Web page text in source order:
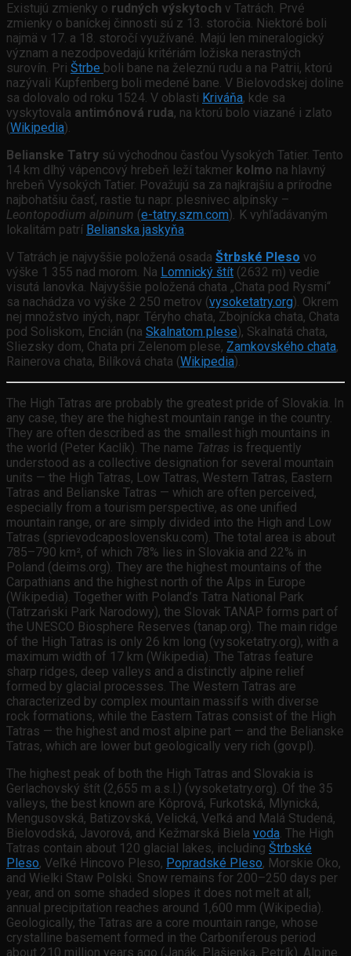
Existujú zmienky o rudných výskytoch v Tatrách. Prvé
zmienky o baníckej činnosti sú z 13. storočia. Niektoré boli
najmä v 17. a 18. storočí využívané. Majú len mineralogický
význam a nezodpovedajú kritériám ložiska nerastných
surovín. Pri Štrbe boli bane na železnú rudu a na Patrii, ktorú
nazývali Kupfenberg boli medené bane. V Bielovodskej doline
sa dolovalo od roku 1524. V oblasti Kriváňa, kde sa
vyskytovala antimónová ruda, na ktorú bolo viazané i zlato
(Wikipedia).
Belianske Tatry sú východnou časťou Vysokých Tatier. Tento
14 km dlhý vápencový hrebeň leží takmer kolmo na hlavný
hrebeň Vysokých Tatier. Považujú sa za najkrajšiu a prírodne
najbohatšiu časť, rastie tu napr. plesnivec alpínsky –
Leontopodium alpinum (e-tatry.szm.com). K vyhľadávaným
lokalitám patrí Belianska jaskyňa.
V Tatrách je najvyššie položená osada Štrbské Pleso vo
výške 1 355 nad morom. Na Lomnický štít (2632 m) vedie
visutá lanovka. Najvyššie položená chata „Chata pod Rysmi“
sa nachádza vo výške 2 250 metrov (vysoketatry.org). Okrem
nej množstvo iných, napr. Téryho chata, Zbojnícka chata, Chata
pod Soliskom, Encián (na Skalnatom plese), Skalnatá chata,
Sliezsky dom, Chata pri Zelenom plese, Zamkovského chata,
Rainerova chata, Bilíková chata (Wikipedia).
The High Tatras are probably the greatest pride of Slovakia. In
any case, they are the highest mountain range in the country.
They are often described as the smallest high mountains in
the world (Peter Kaclík). The name Tatras is frequently
understood as a collective designation for several mountain
units — the High Tatras, Low Tatras, Western Tatras, Eastern
Tatras and Belianske Tatras — which are often perceived,
especially from a tourism perspective, as one unified
mountain range, or are simply divided into the High and Low
Tatras (sprievodcaposlovensku.com). The total area is about
785–790 km², of which 78% lies in Slovakia and 22% in
Poland (deims.org). They are the highest mountains of the
Carpathians and the highest north of the Alps in Europe
(Wikipedia). Together with Poland’s Tatra National Park
(Tatrzański Park Narodowy), the Slovak TANAP forms part of
the UNESCO Biosphere Reserves (tanap.org). The main ridge
of the High Tatras is only 26 km long (vysoketatry.org), with a
maximum width of 17 km (Wikipedia). The Tatras feature
sharp ridges, deep valleys and a distinctly alpine relief
formed by glacial processes. The Western Tatras are
characterized by complex mountain massifs with diverse
rock formations, while the Eastern Tatras consist of the High
Tatras — the highest and most alpine part — and the Belianske
Tatras, which are lower but geologically very rich (gov.pl).
The highest peak of both the High Tatras and Slovakia is
Gerlachovský štít (2,655 m a.s.l.) (vysoketatry.org). Of the 35
valleys, the best known are Kôprová, Furkotská, Mlynická,
Mengusovská, Batizovská, Velická, Veľká and Malá Studená,
Bielovodská, Javorová, and Kežmarská Biela voda. The High
Tatras contain about 120 glacial lakes, including Štrbské
Pleso, Veľké Hincovo Pleso, Popradské Pleso, Morskie Oko,
and Wielki Staw Polski. Snow remains for 200–250 days per
year, and on some shaded slopes it does not melt at all;
annual precipitation reaches around 1,600 mm (Wikipedia).
Geologically, the Tatras are a core mountain range, whose
crystalline basement formed in the Carboniferous period
about 210 million years ago (Janák, Plašienka, Petrík). Alpine